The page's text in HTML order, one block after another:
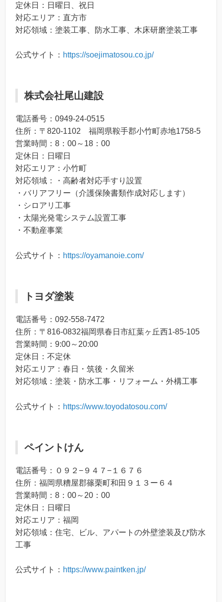
定休日：日曜日、祝日
対応エリア：直方市
対応領域：塗装工事、防水工事、木床研磨塗装工事
公式サイト： https://soejimatosou.co.jp/
株式会社尾山建設
電話番号：0949-24-0515
住所：〒820-1102 福岡県鞍手郡小竹町赤地1758-5
営業時間：8：00～18：00
定休日：日曜日
対応エリア：小竹町
対応領域：・高齢者対応手すり設置
・バリアフリー（介護保険書類作成対応します）
・シロアリ工事
・太陽光発電システム設置工事
・不動産事業
公式サイト： https://oyamanoie.com/
トヨダ塗装
電話番号：092-558-7472
住所：〒816-0832福岡県春日市紅葉ヶ丘西1-85-105
営業時間：9:00～20:00
定休日：不定休
対応エリア：春日・筑後・久留米
対応領域：塗装・防水工事・リフォーム・外構工事
公式サイト： https://www.toyodatosou.com/
ペイントけん
電話番号：０９２−９４７−１６７６
住所：福岡県糟屋郡篠栗町和田９１３ー６４
営業時間：8：00～20：00
定休日：日曜日
対応エリア：福岡
対応領域：住宅、ビル、アパートの外壁塗装及び防水
工事
公式サイト： https://www.paintken.jp/